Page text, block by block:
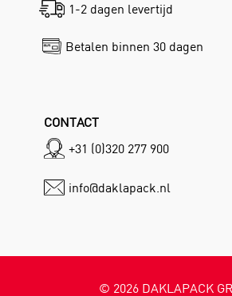
1-2 dagen levertijd
Betalen binnen 30 dagen
CONTACT
+31 (0)320 277 900
info@daklapack.nl
© 2026 DAKLAPACK